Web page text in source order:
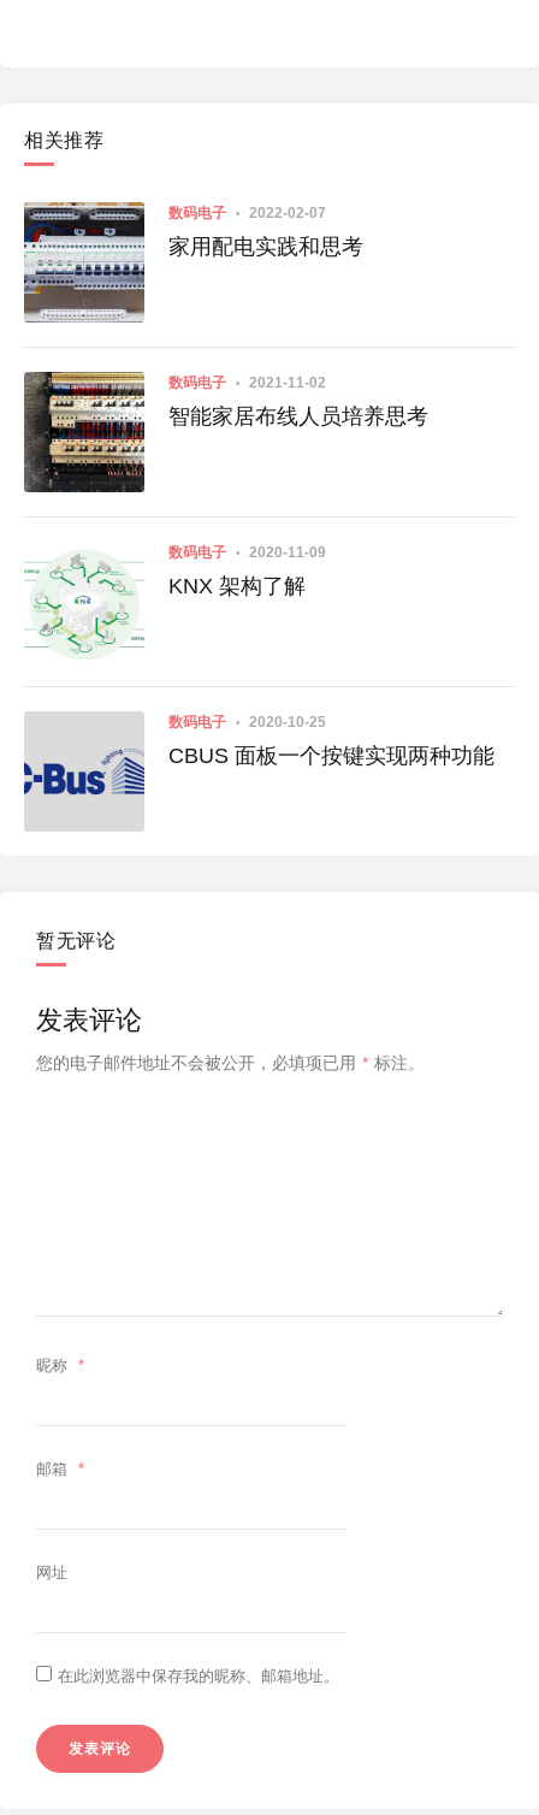
相关推荐
数码电子 2022-02-07
家用配电实践和思考
数码电子 2021-11-02
智能家居布线人员培养思考
数码电子 2020-11-09
KNX 架构了解
数码电子 2020-10-25
CBUS 面板一个按键实现两种功能
暂无评论
发表评论
您的电子邮件地址不会被公开， 必填项已用 * 标注。
昵称 *
邮箱 *
网址
在此浏览器中保存我的昵称、邮箱地址。